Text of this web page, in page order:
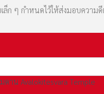
ล็ก ๆ กำหนดไว้ให้ส่งมอบคว
ดาน Avalokitesvara Temple